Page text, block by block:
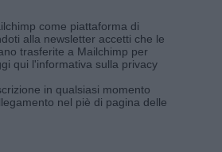
come piattaforma di
alla newsletter accetti che le
trasferite a Mailchimp per
qui l'informativa sulla privacy
in qualsiasi momento
nel piè di pagina delle